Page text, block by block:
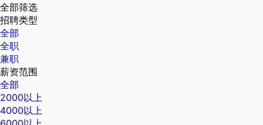
全部筛选
招聘类型
全部
全职
兼职
薪资范围
全部
2000以上
4000以上